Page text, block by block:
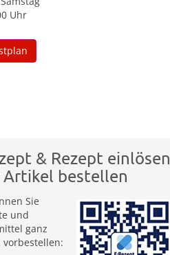
Uhr
& Rezept einlösen
Artikel bestellen
Sie
und
ganz
vorbestellen: